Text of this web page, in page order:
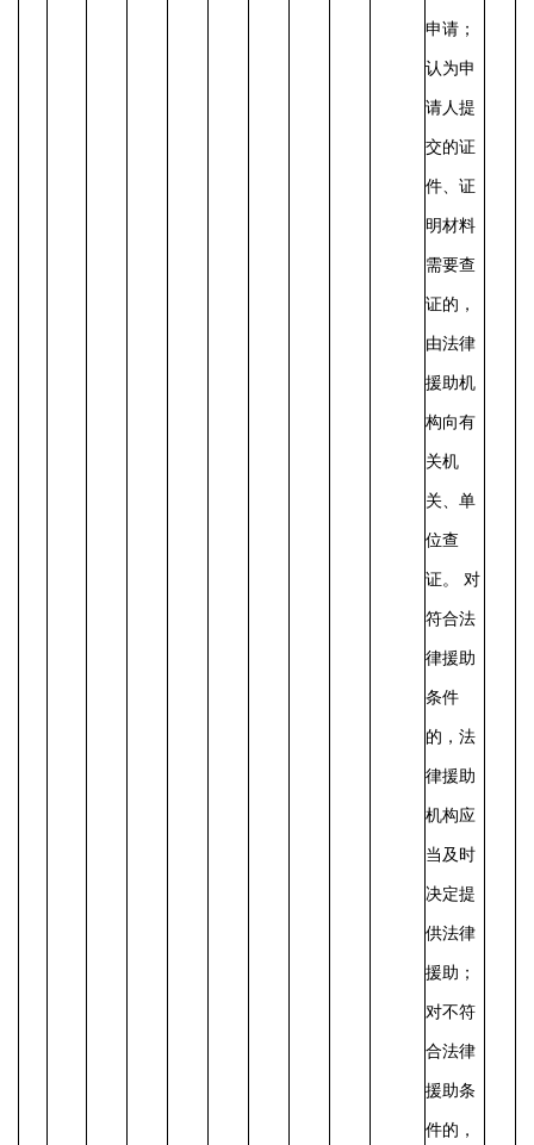
申请；
认为申
请人提
交的证
件、证
明材料
需要查
证的，
由法律
援助机
构向有
关机
关、单
位查
证。 对
符合法
律援助
条件
的，法
律援助
机构应
当及时
决定提
供法律
援助；
对不符
合法律
援助条
件的，